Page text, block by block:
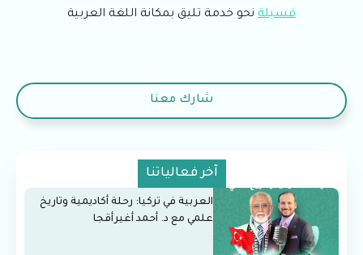
فسيلة نحو خدمة تليق بمكانة اللغة العربية
شارك معنا
آخر فعالياتنا
العربية في تركيا: رحلة أكاديمية وتاريخ
علمي مع د. أحمد أغيرأقجا